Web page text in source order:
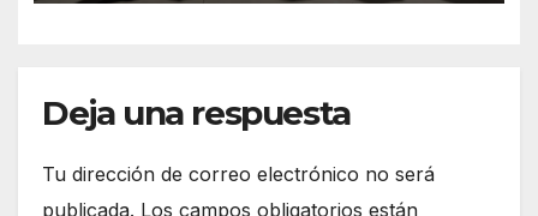
Deja una respuesta
Tu dirección de correo electrónico no será
publicada. Los campos obligatorios están